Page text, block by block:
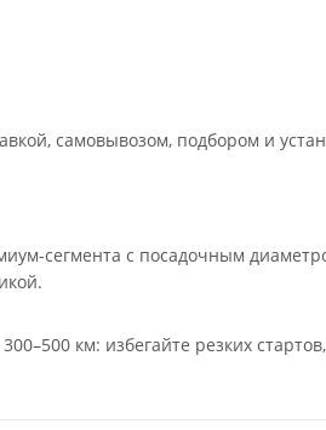
самовывозом, подбором и
сегмента с посадочным
км: избегайте резких